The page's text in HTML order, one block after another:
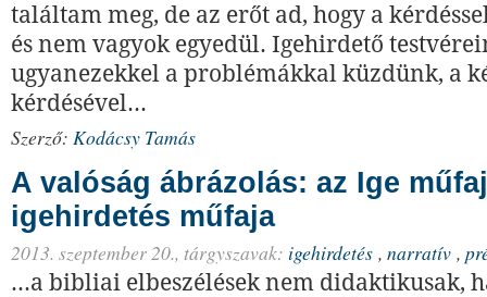
találtam meg, de az erőt ad, hogy a
és nem vagyok egyedül. Igehirdető
ugyanezekkel a problémákkal küzdünk, a
kérdésével...
Szerző: Kodácsy Tamás
A valóság ábrázolás: az Ige
igehirdetés műfaja
2013. szeptember 20., tárgyszavak: igehirdetés , narratív ,
...a bibliai elbeszélések nem didaktikusak,